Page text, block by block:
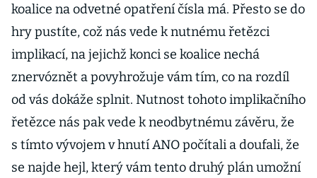
koalice na odvetné opatření čísla má. Přesto se do
hry pustíte, což nás vede k nutnému řetězci
implikací, na jejichž konci se koalice nechá
znervóznět a povyhrožuje vám tím, co na rozdíl
od vás dokáže splnit. Nutnost tohoto implikačního
řetězce nás pak vede k neodbytnému závěru, že
s tímto vývojem v hnutí ANO počítali a doufali, že
se najde hejl, který vám tento druhý plán umožní